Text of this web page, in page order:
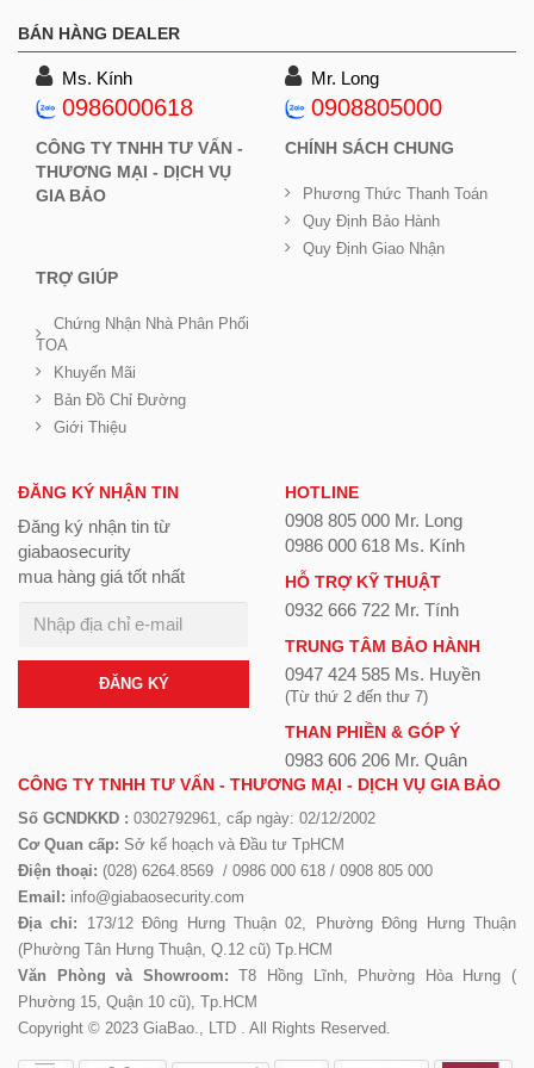
BÁN HÀNG DEALER
Ms. Kính
0986000618
Mr. Long
0908805000
CÔNG TY TNHH TƯ VẤN -
THƯƠNG MẠI - DỊCH VỤ
GIA BẢO
CHÍNH SÁCH CHUNG
Phương Thức Thanh Toán
Quy Định Bảo Hành
Quy Định Giao Nhận
TRỢ GIÚP
Chứng Nhận Nhà Phân Phối
TOA
Khuyến Mãi
Bản Đồ Chỉ Đường
Giới Thiệu
ĐĂNG KÝ NHẬN TIN
Đăng ký nhận tin từ
giabaosecurity
mua hàng giá tốt nhất
ĐĂNG KÝ
HOTLINE
0908 805 000 Mr. Long
0986 000 618 Ms. Kính
HỖ TRỢ KỸ THUẬT
0932 666 722 Mr. Tính
TRUNG TÂM BẢO HÀNH
0947 424 585 Ms. Huyền
(Từ thứ 2 đến thư 7)
THAN PHIỀN & GÓP Ý
0983 606 206 Mr. Quân
CÔNG TY TNHH TƯ VẤN - THƯƠNG MẠI - DỊCH VỤ GIA BẢO
Số GCNDKKD : 0302792961, cấp ngày: 02/12/2002
Cơ Quan cấp: Sở kế hoạch và Đầu tư TpHCM
Điện thoại: (028) 6264.8569 / 0986 000 618 / 0908 805 000
Email: info@giabaosecurity.com
Địa chỉ: 173/12 Đông Hưng Thuận 02, Phường Đông Hưng Thuận
(Phường Tân Hưng Thuận, Q.12 cũ) Tp.HCM
Văn Phòng và Showroom: T8 Hồng Lĩnh, Phường Hòa Hưng (
Phường 15, Quận 10 cũ), Tp.HCM
Copyright © 2023 GiaBao., LTD . All Rights Reserved.